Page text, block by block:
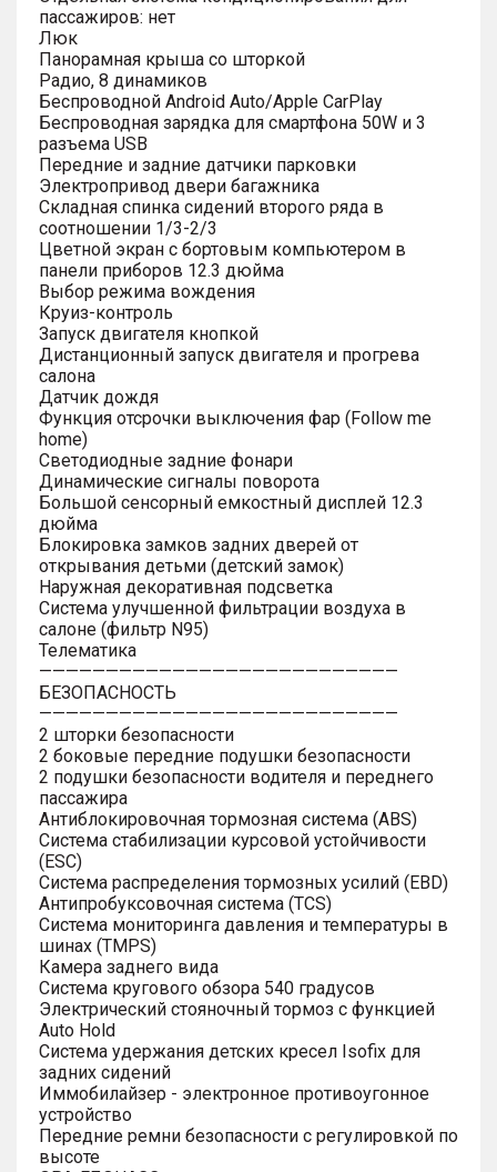
пассажиров: нет
Люк
Панорамная крыша со шторкой
Радио, 8 динамиков
Беспроводной Android Auto/Apple CarPlay
Беспроводная зарядка для смартфона 50W и 3
разъема USB
Передние и задние датчики парковки
Электропривод двери багажника
Складная спинка сидений второго ряда в
соотношении 1/3-2/3
Цветной экран с бортовым компьютером в
панели приборов 12.3 дюйма
Выбор режима вождения
Круиз-контроль
Запуск двигателя кнопкой
Дистанционный запуск двигателя и прогрева
салона
Датчик дождя
Функция отсрочки выключения фар (Follow me
home)
Светодиодные задние фонари
Динамические сигналы поворота
Большой сенсорный емкостный дисплей 12.3
дюйма
Блокировка замков задних дверей от
открывания детьми (детский замок)
Наружная декоративная подсветка
Система улучшенной фильтрации воздуха в
салоне (фильтр N95)
Телематика
———————————————————————————
БЕЗОПАСНОСТЬ
———————————————————————————
2 шторки безопасности
2 боковые передние подушки безопасности
2 подушки безопасности водителя и переднего
пассажира
Антиблокировочная тормозная система (ABS)
Система стабилизации курсовой устойчивости
(ESC)
Система распределения тормозных усилий (EBD)
Антипробуксовочная система (TCS)
Система мониторинга давления и температуры в
шинах (TMPS)
Камера заднего вида
Система кругового обзора 540 градусов
Электрический стояночный тормоз с функцией
Auto Hold
Система удержания детских кресел Isofix для
задних сидений
Иммобилайзер - электронное противоугонное
устройство
Передние ремни безопасности с регулировкой по
высоте